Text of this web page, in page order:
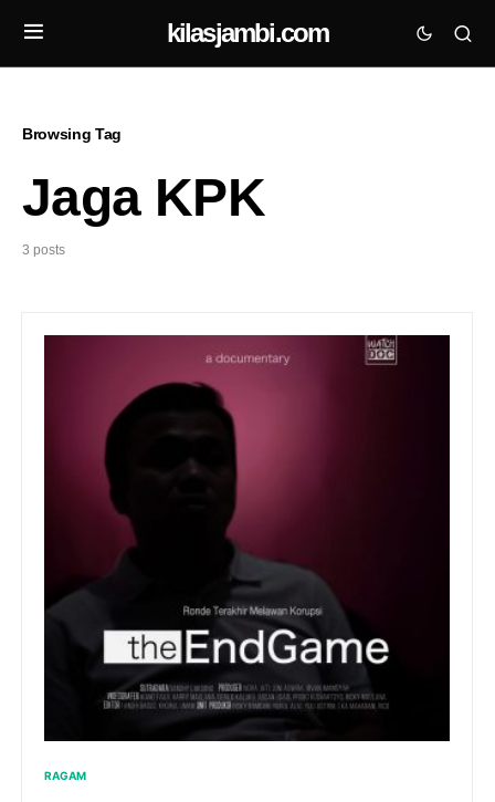
kilasjambi.com
Browsing Tag
Jaga KPK
3 posts
RAGAM